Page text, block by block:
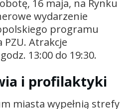
16 maja, na Rynku
wydarzenie
programu
PZU. Atrakcje
13:00 do 19:30.
i profilaktyki
miasta wypełnią strefy